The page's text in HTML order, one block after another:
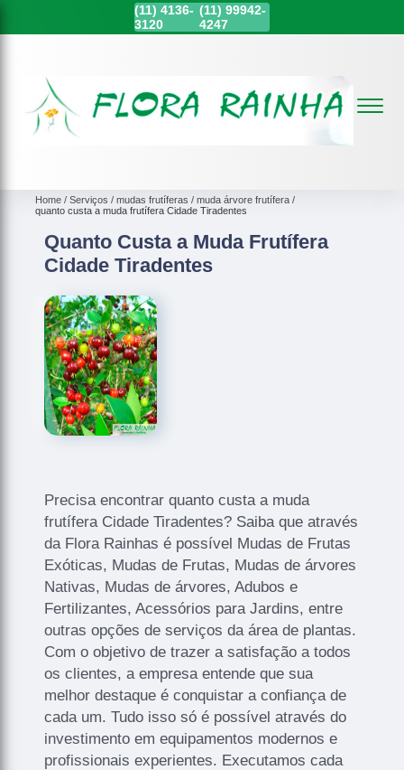
(11) 4136-
3120
(11)99942-
4247
Home Serviços mudas frutíferas
muda árvore frutífera
quanto custa a muda frutífera Cidade Tiradentes
Quanto Custa a Muda Frutífera
Cidade Tiradentes
Precisa encontrar quanto custa a muda
frutífera Cidade Tiradentes? Saiba que através
da Flora Rainhas é possível Mudas de Frutas
Exóticas, Mudas de Frutas, Mudas de árvores
Nativas, Mudas de árvores, Adubos e
Fertilizantes, Acessórios para Jardins, entre
outras opções de serviços da área de plantas.
Com o objetivo de trazer a satisfação a todos
os clientes, a empresa entende que sua
melhor destaque é conquistar a confiança de
cada um. Tudo isso só é possível através do
investimento em equipamentos modernos e
profissionais experientes. Executamos cada